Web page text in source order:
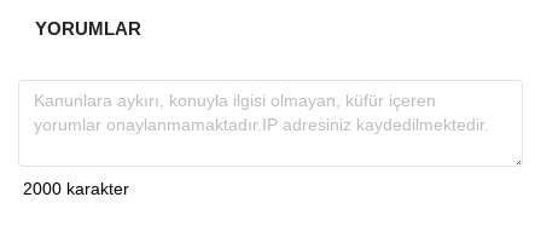
YORUMLAR